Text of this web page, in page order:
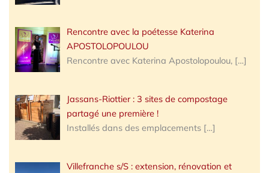
Rencontre avec la poétesse Katerina
APOSTOLOPOULOU
Rencontre avec Katerina Apostolopoulou, […]
Jassans-Riottier : 3 sites de compostage
partagé une première !
Installés dans des emplacements […]
Villefranche s/S : extension, rénovation et